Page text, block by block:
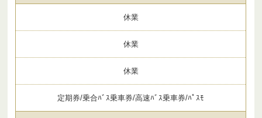
休業
休業
休業
定期券/乗合ﾊﾞｽ乗車券/高速ﾊﾞｽ乗車券/ﾊﾟｽﾓ